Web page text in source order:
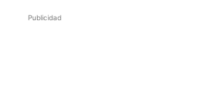
Publicidad